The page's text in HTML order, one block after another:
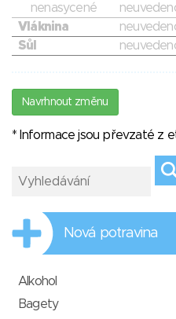
nenasycené
Vláknina
Sůl
Navrhnout změnu
* Informace jsou převzaté z
Nová potravina
Alkohol
Bagety